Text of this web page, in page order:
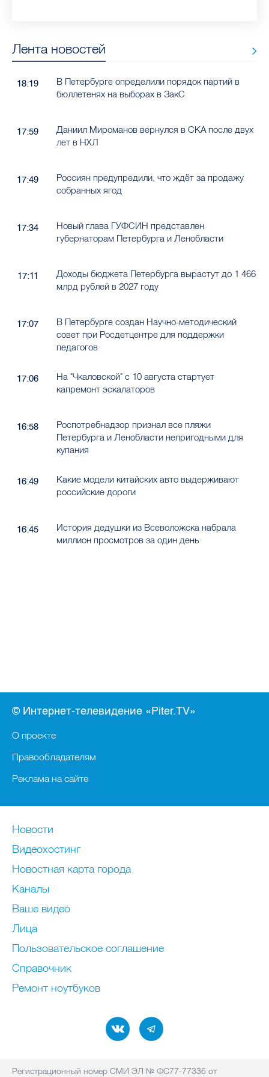
Лента новостей
18:19
В Петербурге определили порядок партий в
бюллетенях на выборах в ЗакС
17:59
Даниил Мироманов вернулся в СКА после двух
лет в НХЛ
17:49
Россиян предупредили, что ждёт за продажу
собранных ягод
17:34
Новый глава ГУФСИН представлен
губернаторам Петербурга и Ленобласти
17:11
Доходы бюджета Петербурга вырастут до 1 466
млрд рублей в 2027 году
17:07
В Петербурге создан Научно-методический
совет при Росдетцентре для поддержки
педагогов
17:06
На "Чкаловской" с 10 августа стартует
капремонт эскалаторов
16:58
Роспотребнадзор признал все пляжи
Петербурга и Ленобласти непригодными для
купания
16:49
Какие модели китайских авто выдерживают
российские дороги
16:45
История дедушки из Всеволожска набрала
миллион просмотров за один день
© Интернет-телевидение «Piter.TV»
О проекте
Правообладателям
Реклама на сайте
Новости
Видеохостинг
Новостная карта города
Каналы
Ваше видео
Лица
Пользовательское соглашение
Справочник
Ремонт нoутбуков
Регистрационный номер СМИ ЭЛ № ФС77-77336 от